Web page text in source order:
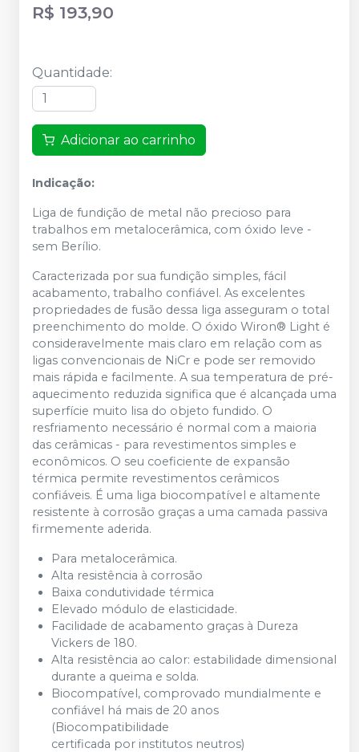
R$ 193,90
Quantidade:
Adicionar ao carrinho
Indicação:
Liga de fundição de metal não precioso para
trabalhos em metalocerâmica, com óxido leve -
sem Berílio.
Caracterizada por sua fundição simples, fácil
acabamento, trabalho confiável. As excelentes
propriedades de fusão dessa liga asseguram o total
preenchimento do molde. O óxido Wiron® Light é
consideravelmente mais claro em relação com as
ligas convencionais de NiCr e pode ser removido
mais rápida e facilmente. A sua temperatura de pré-
aquecimento reduzida significa que é alcançada uma
superfície muito lisa do objeto fundido. O
resfriamento necessário é normal com a maioria
das cerâmicas - para revestimentos simples e
econômicos. O seu coeficiente de expansão
térmica permite revestimentos cerâmicos
confiáveis. É uma liga biocompatível e altamente
resistente à corrosão graças a uma camada passiva
firmemente aderida.
Para metalocerâmica.
Alta resistência à corrosão
Baixa condutividade térmica
Elevado módulo de elasticidade.
Facilidade de acabamento graças à Dureza
Vickers de 180.
Alta resistência ao calor: estabilidade dimensional
durante a queima e solda.
Biocompatível, comprovado mundialmente e
confiável há mais de 20 anos
(Biocompatibilidade
certificada por institutos neutros)